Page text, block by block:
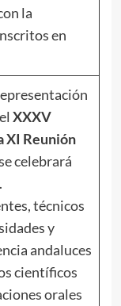
la
en
XXXV
XI Reunión
celebrará
técnicos
y
andaluces
científicos
orales